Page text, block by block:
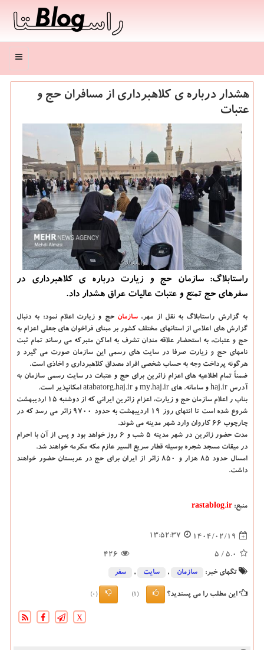
منو
هشدار درباره ی کلاهبرداری از مسافران حج و
عتبات
راستابلاگ: سازمان حج و زیارت درباره ی کلاهبرداری در
سفرهای حج تمتع و عتبات عالیات عراق هشدار داد.
به گزارش راستابلاگ به نقل از مهر، سازمان حج و زیارت اعلام نمود: به دنبال
گزارش های اعلامی از استانهای مختلف کشور بر مبنای فراخوان های جعلی اعزام به
حج و عتبات، به استحضار علاقه مندان تشرف به اماکن متبرکه می رساند تمام ثبت
نامهای حج و زیارت صرفا در سایت های رسمی این سازمان صورت می گیرد و
هرگونه پرداخت وجه به حساب شخصی افراد مصداق کلاهبرداری و اخاذی است.
ضمناً تمام اطلاعیه های اعزام زائرین برای حج و عتبات در سایت رسمی سازمان به
آدرس haj.ir و سامانه. های my.haj.ir و atabatorg.haj.ir امکانپذیر است.
بناب ر اعلام سازمان حج و زیارت، اعزام زائرین ایرانی که از دوشنبه ۱۵ اردیبهشت
شروع شده است تا انتهای روز ۱۹ اردیبهشت به حدود ۹۷۰۰ زائر می رسد که در
چارچوب ۶۶ کاروان وارد شهر مدینه می شوند.
مدت حضور زائرین در شهر مدینه ۵ شب و ۶ روز خواهد بود و پس از آن با احرام
در میقات مسجد شجره بوسیله قطار سریع السیر عازم مکه مکرمه خواهند شد.
امسال حدود ۸۵ هزار و ۸۵۰ زائر از ایران برای حج در عربستان حضور خواهند
داشت.
منبع: rastablog.ir
1404/02/19
13:52:37
5.0
/ 5
426
تگهای خبر: سازمان , سایت , سفر
این مطلب را می پسندید؟ (1)
(0)
X